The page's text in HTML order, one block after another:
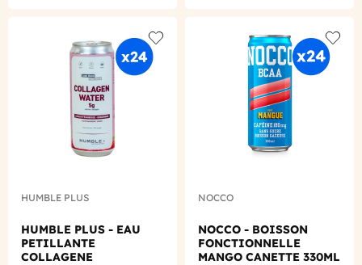
Add to wishlist
HUMBLE PLUS
HUMBLE PLUS - EAU
PETILLANTE
COLLAGENE
Add
NOCCO
NOCCO - BOISSON
FONCTIONNELLE
MANGO CANETTE 330ML